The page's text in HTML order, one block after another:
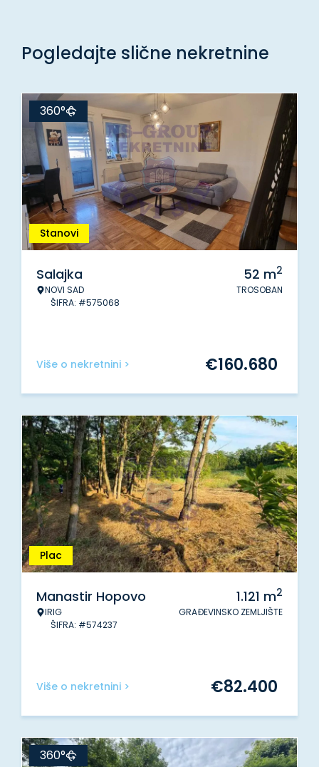
Pogledajte slične nekretnine
Stanovi
360°
Salajka
NOVI SAD
ŠIFRA: #575068
52 m2
TROSOBAN
Više o nekretnini > €160.680
Plac
Manastir Hopovo
IRIG
ŠIFRA: #574237
1.121 m2
GRAĐEVINSKO ZEMLJIŠTE
Više o nekretnini > €82.400
360°